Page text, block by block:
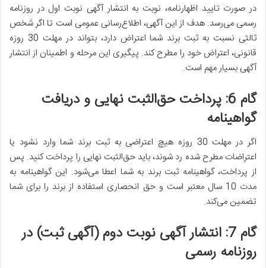
در صورت تایید اظهارنامه، نوبت به انتشار آگهی نوبت اول در روزنامه
رسمی می‌رسد. هدف از این آگهی، اطلاع‌رسانی عمومی است تا اگر شخص
ثالثی نسبت به ثبت برند شما اعتراض دارد، بتواند در مهلت 30 روزه
قانونی، اعتراض خود را مطرح کند. پیگیری این مرحله و اطمینان از انتشار
آگهی بسیار مهم است.
گام 6: پرداخت حق‌الثبت نهایی و دریافت
گواهینامه
اگر در مهلت 30 روزه هیچ اعتراضی به ثبت برند شما وارد نشود یا
اعتراضات مطرح شده رد شوند، باید حق‌الثبت نهایی را پرداخت کنید. پس
از پرداخت، گواهینامه ثبت برند به شما اعطا می‌شود. این گواهینامه به
مدت 10 سال معتبر است و حق انحصاری استفاده از برند را برای شما
تضمین می‌کند.
گام 7: انتشار آگهی نوبت دوم (آگهی ثبت) در
روزنامه رسمی